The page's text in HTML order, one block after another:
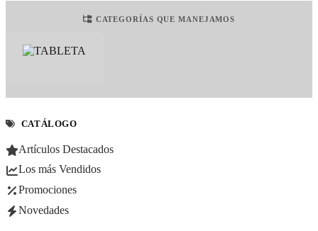
CATEGORÍAS QUE MANEJAMOS
CATÁLOGO
Artículos Destacados
Los más Vendidos
Promociones
Novedades